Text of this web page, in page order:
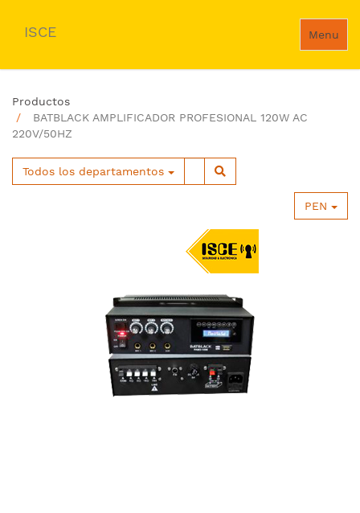
Menu
ISCE
Productos
BATBLACK AMPLIFICADOR PROFESIONAL 120W AC
220V/50HZ
Todos los departamentos
PEN